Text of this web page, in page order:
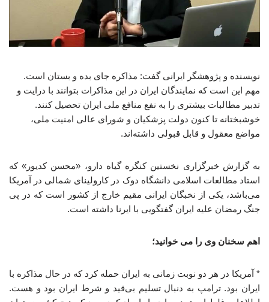
نویسنده و پژوهشگر ایرانی گفت: مذاکره جای بده و بستان است.
مهم این است که نمایندگان ایران در این مذاکرات بتوانند با درایت و
تدبیر مطالبات بیشتری را به نفع منافع ملی ایران تحصیل کنند.
خوشبختانه تا کنون دولت پزشکیان و شورای عالی امنیت ملی،
مواضع معقول و قابل قبولی داشته‌اند.
به گزارش خبرگزاری نخستین کنگره گیاه دارو، «محسن کدیور» که
استاد مطالعات اسلامی دانشگاه دوک در کارولینای شمالی در آمریکا
می‌باشد، یکی از نخبگان ایرانی مقیم خارج از کشور است که در پی
جنگ رمضان علیه ایران گفتگویی با ایرنا داشته است.
اهم سخنان وی را می خوانید؛
* آمریکا در هر دو نوبت زمانی به ایران حمله کرد که در حال مذاکره با
ایران بود. ترامپ به دنبال تسلیم بی‌قید و شرط ایران بود و هست.